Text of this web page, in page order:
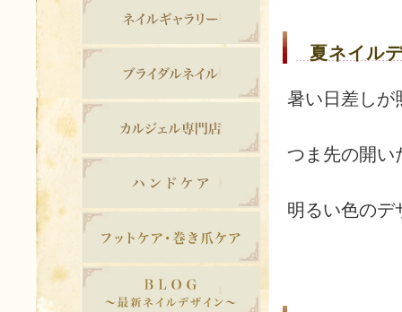
夏ネイル
暑い日差しが
つま先の開い
明るい色のデ